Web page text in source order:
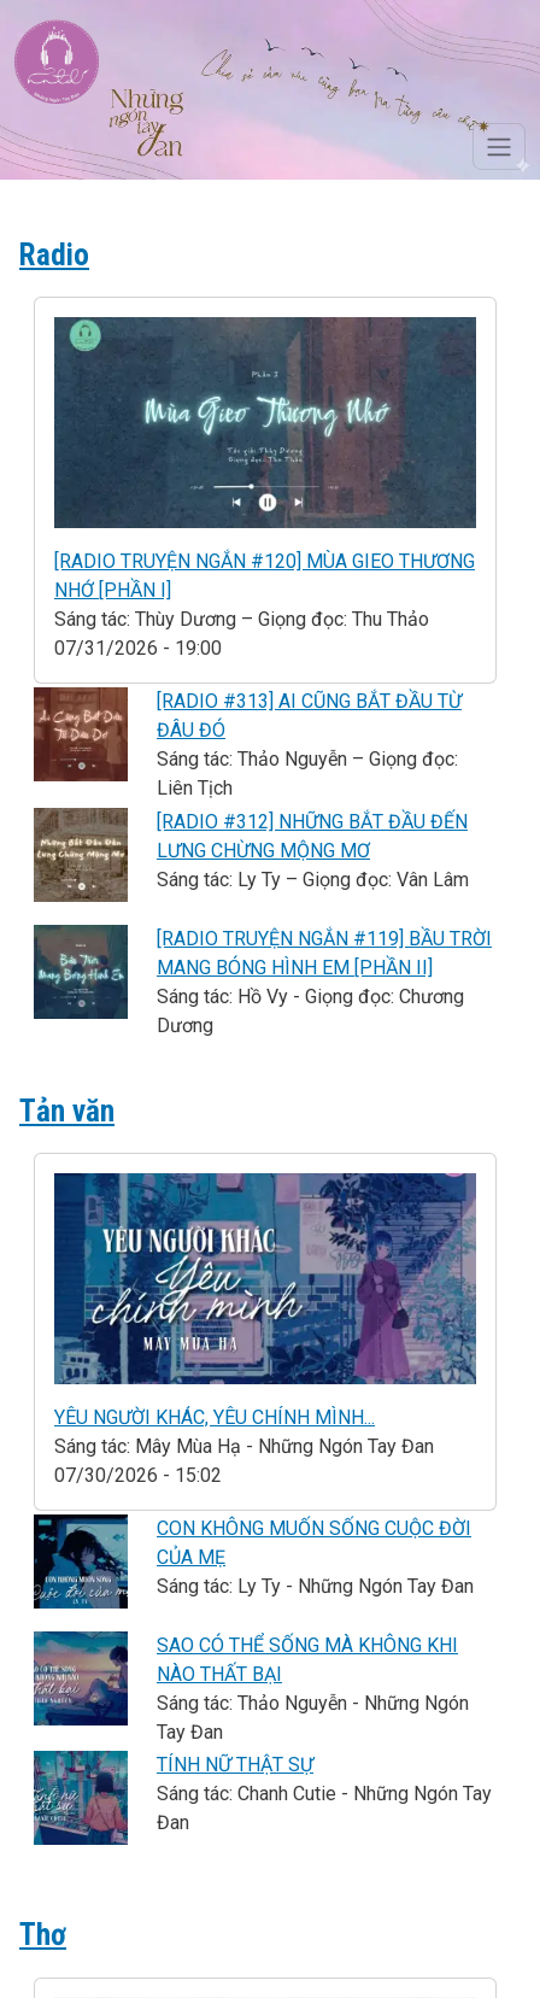
Skip to main content
Radio
[RADIO TRUYỆN NGẮN #120] MÙA GIEO THƯƠNG
NHỚ [PHẦN I]
Sáng tác: Thùy Dương – Giọng đọc: Thu Thảo
07/31/2026 - 19:00
[RADIO #313] AI CŨNG BẮT ĐẦU TỪ
ĐÂU ĐÓ
Sáng tác: Thảo Nguyễn – Giọng đọc:
Liên Tịch
[RADIO #312] NHỮNG BẮT ĐẦU ĐẾN
LƯNG CHỪNG MỘNG MƠ
Sáng tác: Ly Ty – Giọng đọc: Vân Lâm
[RADIO TRUYỆN NGẮN #119] BẦU TRỜI
MANG BÓNG HÌNH EM [PHẦN II]
Sáng tác: Hồ Vy - Giọng đọc: Chương
Dương
Tản văn
YÊU NGƯỜI KHÁC, YÊU CHÍNH MÌNH...
Sáng tác: Mây Mùa Hạ - Những Ngón Tay Đan
07/30/2026 - 15:02
CON KHÔNG MUỐN SỐNG CUỘC ĐỜI
CỦA MẸ
Sáng tác: Ly Ty - Những Ngón Tay Đan
SAO CÓ THỂ SỐNG MÀ KHÔNG KHI
NÀO THẤT BẠI
Sáng tác: Thảo Nguyễn - Những Ngón
Tay Đan
TÍNH NỮ THẬT SỰ
Sáng tác: Chanh Cutie - Những Ngón Tay
Đan
Thơ